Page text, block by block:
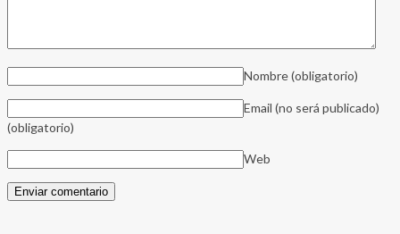
Nombre(obligatorio)
Email (no será publicado)
(obligatorio)
Web